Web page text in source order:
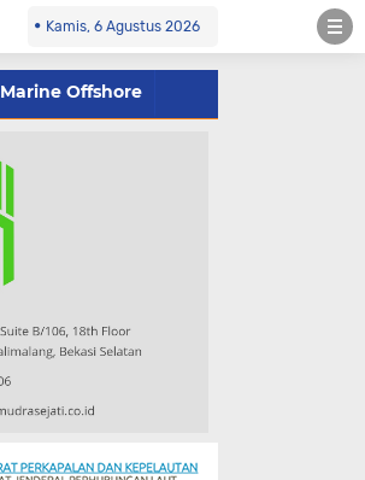
Kamis, 6 Agustus 2026
Marine Offshore